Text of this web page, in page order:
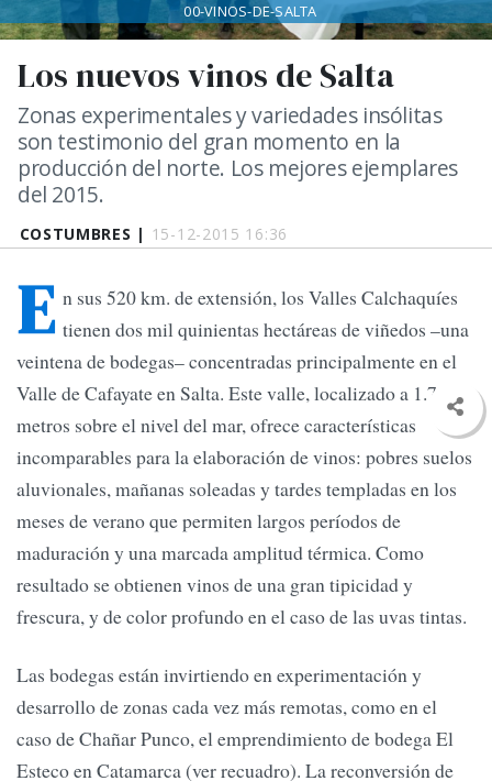
COSTUMBRES | 15-12-2015 16:36
Los nuevos vinos de Salta
Zonas experimentales y variedades insólitas
son testimonio del gran momento en la
producción del norte. Los mejores ejemplares
del 2015.
00-VINOS-DE-SALTA
E n sus 520 km. de extensión, los Valles Calchaquíes
tienen dos mil quinientas hectáreas de viñedos –una
veintena de bodegas– concentradas principalmente en el
Valle de Cafayate en Salta. Este valle, localizado a 1.700
metros sobre el nivel del mar, ofrece características
incomparables para la elaboración de vinos: pobres suelos
aluvionales, mañanas soleadas y tardes templadas en los
meses de verano que permiten largos períodos de
maduración y una marcada amplitud térmica. Como
resultado se obtienen vinos de una gran tipicidad y
frescura, y de color profundo en el caso de las uvas tintas.
Las bodegas están invirtiendo en experimentación y
desarrollo de zonas cada vez más remotas, como en el
caso de Chañar Punco, el emprendimiento de bodega El
Esteco en Catamarca (ver recuadro). La reconversión de